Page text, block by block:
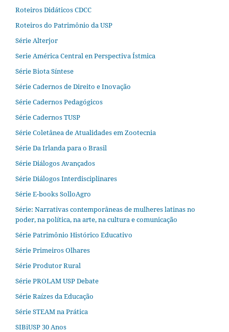
Roteiros Didáticos CDCC
Roteiros do Patrimônio da USP
Série Alterjor
Serie América Central en Perspectiva Ístmica
Série Biota Síntese
Série Cadernos de Direito e Inovação
Série Cadernos Pedagógicos
Série Cadernos TUSP
Série Coletânea de Atualidades em Zootecnia
Série Da Irlanda para o Brasil
Série Diálogos Avançados
Série Diálogos Interdisciplinares
Série E-books SolloAgro
Série: Narrativas contemporâneas de mulheres latinas no
poder, na política, na arte, na cultura e comunicação
Série Patrimônio Histórico Educativo
Série Primeiros Olhares
Série Produtor Rural
Série PROLAM USP Debate
Série Raízes da Educação
Série STEAM na Prática
SIBiUSP 30 Anos